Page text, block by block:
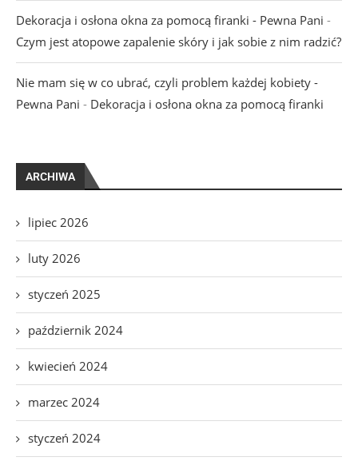
Dekoracja i osłona okna za pomocą firanki - Pewna Pani -
Czym jest atopowe zapalenie skóry i jak sobie z nim radzić?
Nie mam się w co ubrać, czyli problem każdej kobiety -
Pewna Pani - Dekoracja i osłona okna za pomocą firanki
ARCHIWA
lipiec 2026
luty 2026
styczeń 2025
październik 2024
kwiecień 2024
marzec 2024
styczeń 2024